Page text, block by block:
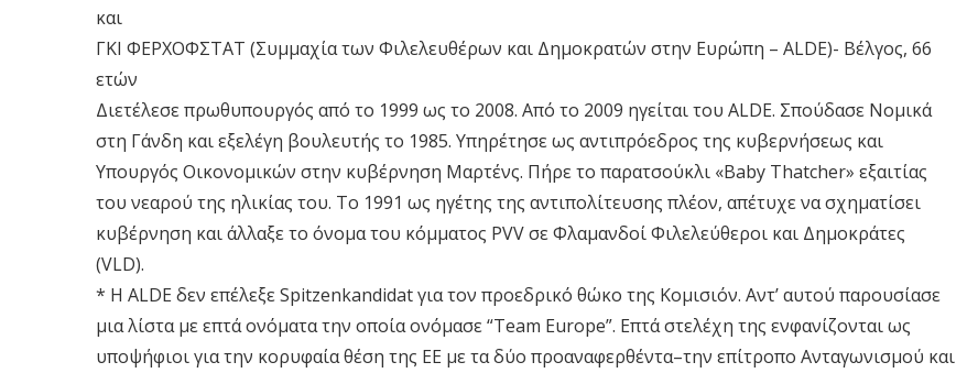
και
ΓΚΙ ΦΕΡΧΟΦΣΤΑΤ (Συμμαχία των Φιλελευθέρων και Δημοκρατών στην Ευρώπη – ALDE)- Βέλγος, 66
ετών
Διετέλεσε πρωθυπουργός από το 1999 ως το 2008. Από το 2009 ηγείται του ALDE. Σπούδασε Νομικά
στη Γάνδη και εξελέγη βουλευτής το 1985. Υπηρέτησε ως αντιπρόεδρος της κυβερνήσεως και
Υπουργός Οικονομικών στην κυβέρνηση Μαρτένς. Πήρε το παρατσούκλι «Baby Thatcher» εξαιτίας
του νεαρού της ηλικίας του. Το 1991 ως ηγέτης της αντιπολίτευσης πλέον, απέτυχε να σχηματίσει
κυβέρνηση και άλλαξε το όνομα του κόμματος PVV σε Φλαμανδοί Φιλελεύθεροι και Δημοκράτες
(VLD).
* Η ALDE δεν επέλεξε Spitzenkandidat για τον προεδρικό θώκο της Κομισιόν. Αντ’ αυτού παρουσίασε
μια λίστα με επτά ονόματα την οποία ονόμασε “Team Europe”. Επτά στελέχη της ενφανίζονται ως
υποψήφιοι για την κορυφαία θέση της ΕΕ με τα δύο προαναφερθέντα–την επίτροπο Ανταγωνισμού και